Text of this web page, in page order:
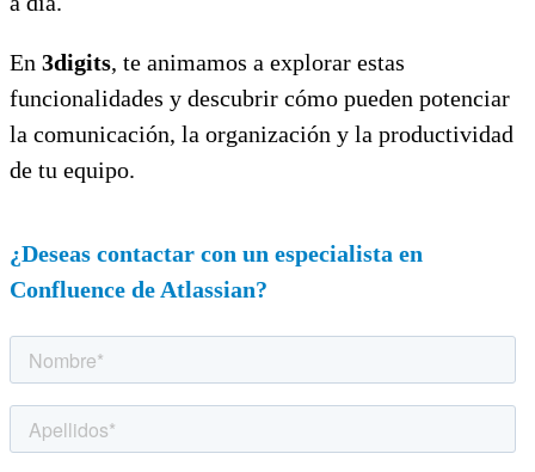
En 3digits, te animamos a explorar estas
funcionalidades y descubrir cómo pueden potenciar
la comunicación, la organización y la productividad
de tu equipo.
¿Deseas contactar con un especialista en
Confluence de Atlassian?